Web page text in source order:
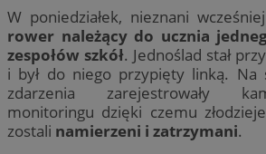
W poniedziałek, nieznani
rower należący do ucznia
zespołów szkół. Jednoślad stał
i był do niego przypięty linką. Na
zdarzenia zarejestrowały
monitoringu dzięki czemu
zostali namierzeni i zatrzymani.